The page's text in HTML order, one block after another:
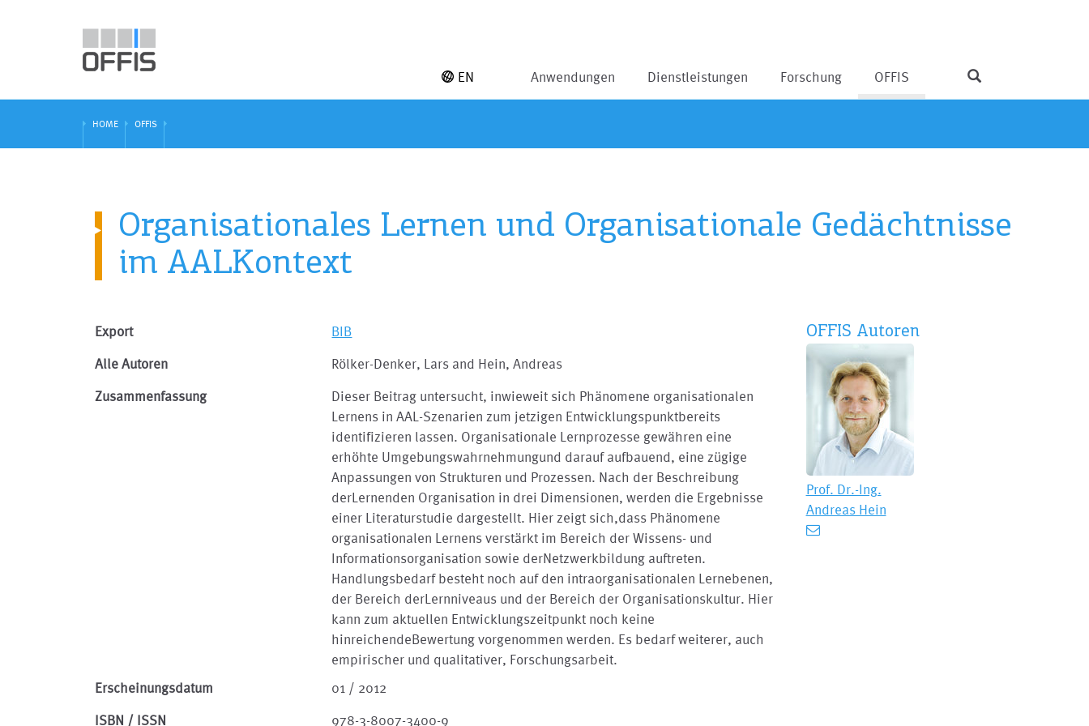
Anwendungen Dienstleistungen Forschung OFFIS
EN
HOME OFFIS
Organisationales Lernen und Organisationale Gedächtnisse
im AALKontext
Export BIB
Alle Autoren Rölker-Denker, Lars and Hein, Andreas
Zusammenfassung
Dieser Beitrag untersucht, inwieweit sich Phänomene organisationalen
Lernens in AAL-Szenarien zum jetzigen Entwicklungspunktbereits
identifizieren lassen. Organisationale Lernprozesse gewähren eine
erhöhte Umgebungswahrnehmungund darauf aufbauend, eine zügige
Anpassungen von Strukturen und Prozessen. Nach der Beschreibung
derLernenden Organisation in drei Dimensionen, werden die Ergebnisse
einer Literaturstudie dargestellt. Hier zeigt sich,dass Phänomene
organisationalen Lernens verstärkt im Bereich der Wissens- und
Informationsorganisation sowie derNetzwerkbildung auftreten.
Handlungsbedarf besteht noch auf den intraorganisationalen Lernebenen,
der Bereich derLernniveaus und der Bereich der Organisationskultur. Hier
kann zum aktuellen Entwicklungszeitpunkt noch keine
hinreichendeBewertung vorgenommen werden. Es bedarf weiterer, auch
empirischer und qualitativer, Forschungsarbeit.
Erscheinungsdatum
01 / 2012
ISBN / ISSN 978-3-8007-3400-9
OFFIS Autoren
Prof. Dr.-Ing.
Andreas Hein